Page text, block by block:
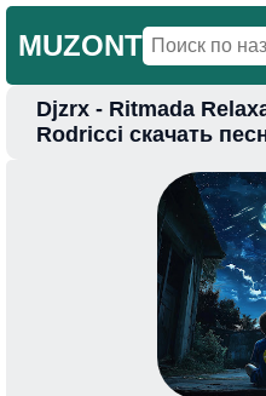
MUZONT
Главная
Djzrx - Ritmada
Rodricci скачать